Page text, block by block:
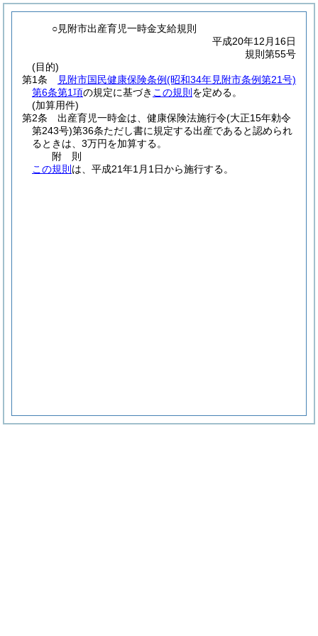
○見附市出産育児一時金支給規則
平成20年12月16日
規則第55号
(目的)
第1条
見附市国民健康保険条例(昭和34年見附市条例第21号)
第6条第1項の規定に基づき この規則 を定める。
(加算用件)
第2条
出産育児一時金は、健康保険法施行令(大正15年勅令
第243号)第36条ただし書に規定する出産であると認められ
るときは、3万円を加算する。
附 則
この規則 は、平成21年1月1日から施行する。